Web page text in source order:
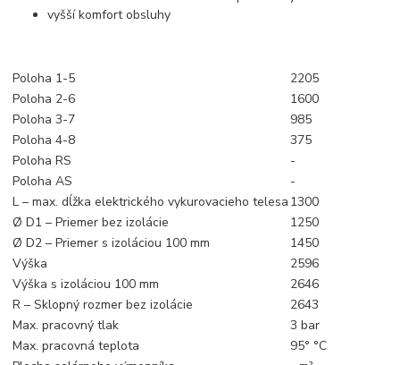
vyšší komfort obsluhy
Poloha 1-5
2205
Poloha 2-6
1600
Poloha 3-7
985
Poloha 4-8
375
Poloha RS
-
Poloha AS
-
L – max. dĺžka elektrického vykurovacieho telesa 1300
Ø D1 – Priemer bez izolácie
1250
Ø D2 – Priemer s izoláciou 100 mm
1450
Výška
2596
Výška s izoláciou 100 mm
2646
R – Sklopný rozmer bez izolácie
2643
Max. pracovný tlak
3 bar
Max. pracovná teplota
95° °C